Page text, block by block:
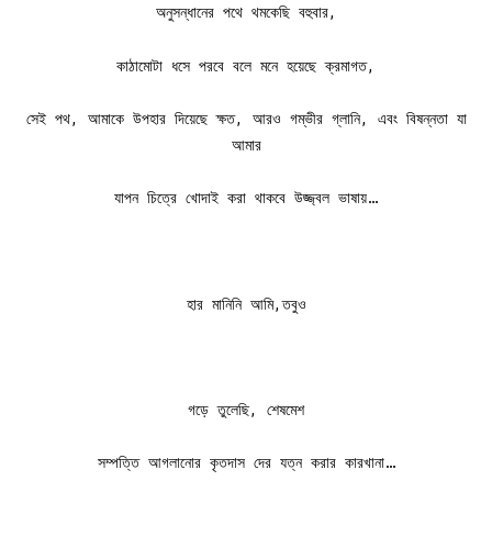
অনুসন্ধানের পথে থমকেছি বহুবার,
কাঠামোটা ধসে পরবে বলে মনে হয়েছে ক্রমাগত,
সেই পথ, আমাকে উপহার দিয়েছে ক্ষত, আরও গম্ভীর গ্লানি, এবং বিষন্নতা যা
আমার
যাপন চিত্রে খোদাই করা থাকবে উজ্জ্বল ভাষায়…
হার মানিনি আমি,তবুও
গড়ে তুলেছি, শেষমেশ
সম্পত্তি আগলানোর কৃতদাস দের যত্ন করার কারখানা…